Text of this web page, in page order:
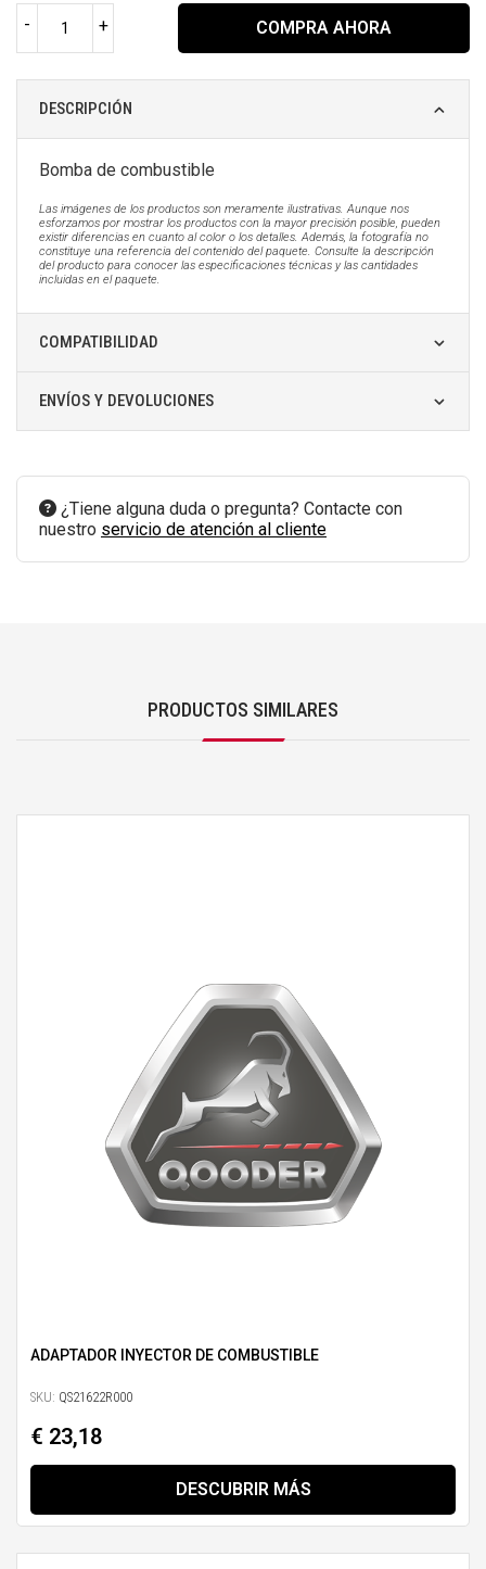
- + COMPRA AHORA
DESCRIPCIÓN
Bomba de combustible
Las imágenes de los productos son meramente ilustrativas. Aunque nos
esforzamos por mostrar los productos con la mayor precisión posible, pueden
existir diferencias en cuanto al color o los detalles. Además, la fotografía no
constituye una referencia del contenido del paquete. Consulte la descripción
del producto para conocer las especificaciones técnicas y las cantidades
incluidas en el paquete.
COMPATIBILIDAD
ENVÍOS Y DEVOLUCIONES
¿Tiene alguna duda o pregunta? Contacte con
nuestro servicio de atención al cliente
PRODUCTOS SIMILARES
ADAPTADOR INYECTOR DE COMBUSTIBLE
SKU: QS21622R000
€ 23,18
DESCUBRIR MÁS